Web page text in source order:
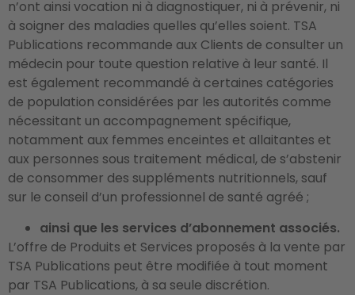
n’ont ainsi vocation ni à diagnostiquer, ni à prévenir, ni
à soigner des maladies quelles qu’elles soient. TSA
Publications recommande aux Clients de consulter un
médecin pour toute question relative à leur santé. Il
est également recommandé à certaines catégories
de population considérées par les autorités comme
nécessitant un accompagnement spécifique,
notamment aux femmes enceintes et allaitantes et
aux personnes sous traitement médical, de s’abstenir
de consommer des suppléments nutritionnels, sauf
sur le conseil d’un professionnel de santé agréé ;
ainsi que les services d’abonnement associés.
L’offre de Produits et Services proposés à la vente par
TSA Publications peut être modifiée à tout moment
par TSA Publications, à sa seule discrétion.